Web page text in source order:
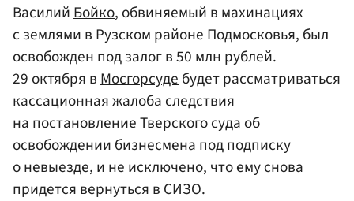
Василий Бойко, обвиняемый в махинациях
с землями в Рузском районе Подмосковья, был
освобожден под залог в 50 млн рублей.
29 октября в Мосгорсуде будет рассматриваться
кассационная жалоба следствия
на постановление Тверского суда об
освобождении бизнесмена под подписку
о невыезде, и не исключено, что ему снова
придется вернуться в СИЗО.